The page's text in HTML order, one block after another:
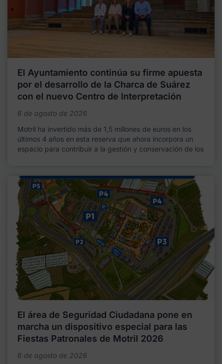
El Ayuntamiento continúa su firme apuesta
por el desarrollo de la Charca de Suárez
con el nuevo Centro de Interpretación
6 de agosto de 2026
Motril ha invertido más de 1,5 millones de euros en los
últimos 4 años en esta reserva que ahora incorpora un
espacio para contribuir a la gestión y conservación de los
El área de Seguridad Ciudadana pone en
marcha un dispositivo especial para las
Fiestas Patronales de Motril 2026
6 de agosto de 2026